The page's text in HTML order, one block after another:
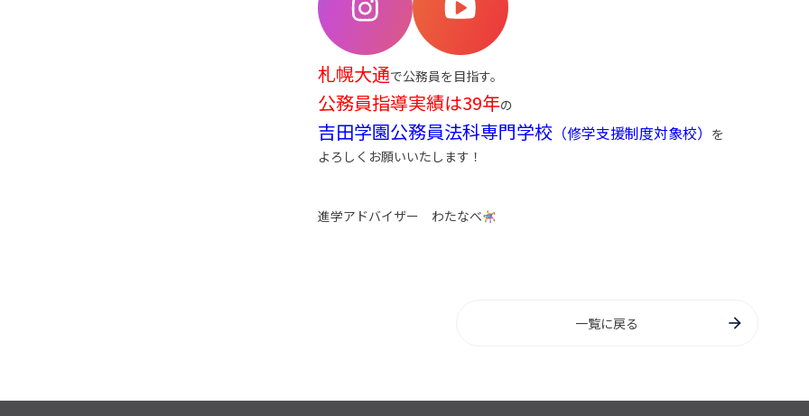
札幌大通で公務員を目指す。
公務員指導実績は39年の
吉田学園公務員法科専門学校 （修学支援制度対象校） を
よろしくお願いいたします！
進学アドバイザー わたなべ
一覧に戻る